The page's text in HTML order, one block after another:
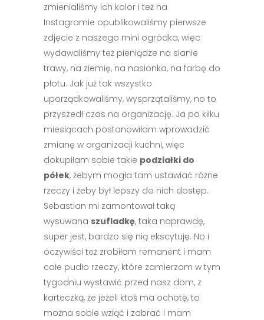
zmienialiśmy ich kolor i też na
Instagramie opublikowaliśmy pierwsze
zdjęcie z naszego mini ogródka, więc
wydawaliśmy też pieniądze na sianie
trawy, na ziemię, na nasionka, na farbę do
płotu. Jak już tak wszystko
uporządkowaliśmy, wysprzątaliśmy, no to
przyszedł czas na organizację. Ja po kilku
miesiącach postanowiłam wprowadzić
zmianę w organizacji kuchni, więc
dokupiłam sobie takie podziałki do
półek, żebym mogła tam ustawiać różne
rzeczy i żeby był lepszy do nich dostęp.
Sebastian mi zamontował taką
wysuwana szufladkę, taka naprawdę,
super jest, bardzo się nią ekscytuję. No i
oczywiści też zrobiłam remanent i mam
całe pudło rzeczy, które zamierzam w tym
tygodniu wystawić przed nasz dom, z
karteczką, że jeżeli ktoś ma ochotę, to
można sobie wziąć i zabrać i mam